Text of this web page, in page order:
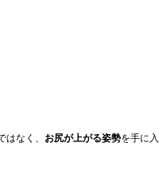
なく、 お尻が上がる姿勢を手に